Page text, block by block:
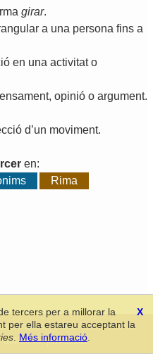
girar.
a una persona fins a
en una activitat o
, opinió o argument.
d’un moviment.
en:
Rima
-Real Acadèmia de
de privacitat
X
tercers per a millorar la
per ella estareu acceptant la
Més informació